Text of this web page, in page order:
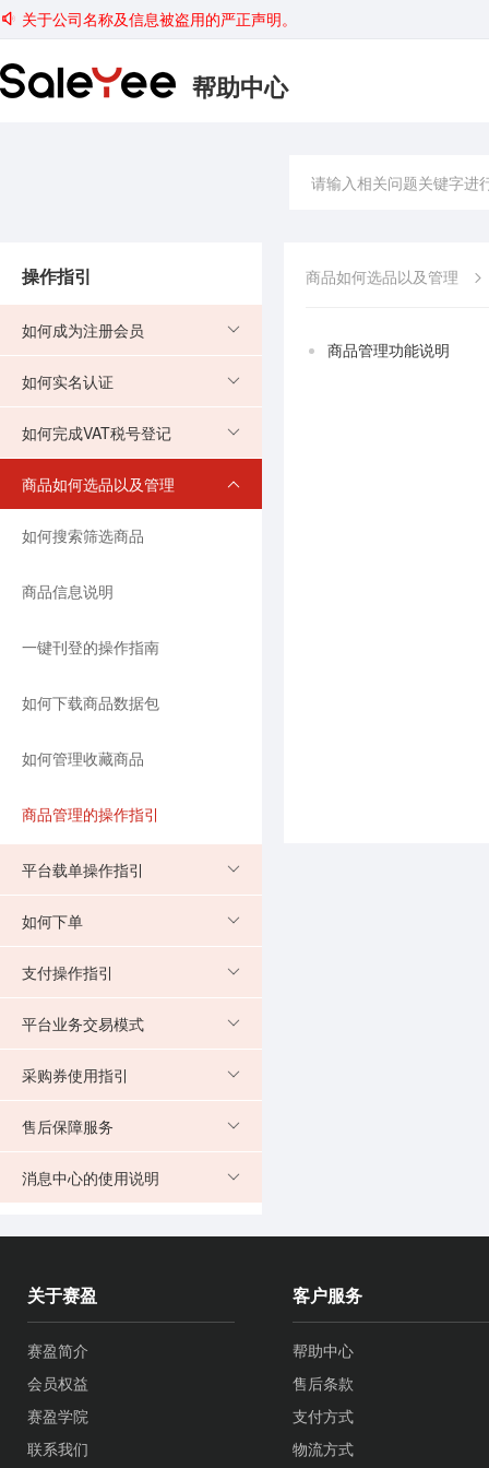
关于公司名称及信息被盗用的严正声明。
帮助中心
操作指引
如何成为注册会员
如何实名认证
如何完成VAT税号登记
商品如何选品以及管理
如何搜索筛选商品
商品信息说明
一键刊登的操作指南
如何下载商品数据包
如何管理收藏商品
商品管理的操作指引
平台载单操作指引
如何下单
支付操作指引
平台业务交易模式
采购券使用指引
售后保障服务
消息中心的使用说明
商品如何选品以及管理
商品管理功能说明
关于赛盈
赛盈简介
会员权益
赛盈学院
联系我们
客户服务
帮助中心
售后条款
支付方式
物流方式